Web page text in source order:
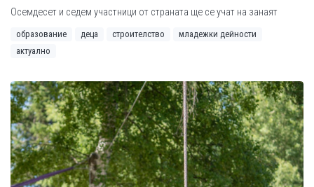
Осемдесет и седем участници от страната ще се учат на занаят
образование деца строителство
младежки дейности
актуално